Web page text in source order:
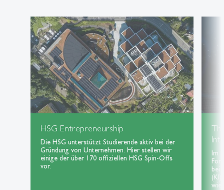
HSG Entrepreneurship
Die HSG unterstützt Studierende aktiv bei der
Gründung von Unternehmen. Hier stellen wir
einige der über 170 offiziellen HSG Spin-Offs
vor.
Im
bei
(KI)
wie